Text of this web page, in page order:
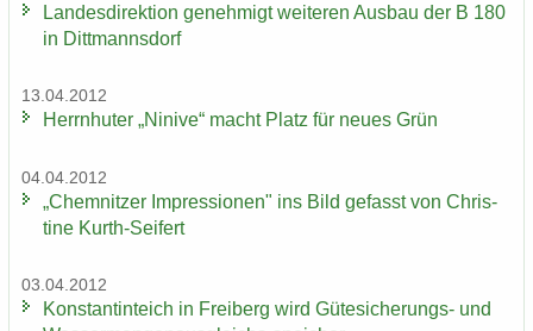
Lan­des­di­rek­ti­on ge­neh­migt wei­te­ren Aus­bau der B 180
in Ditt­manns­dorf
13.04.2012
Herrn­hu­ter „Ni­ni­ve“ macht Platz für neues Grün
04.04.2012
„Chem­nit­zer Im­pres­sio­nen" ins Bild ge­fasst von Chris­
ti­ne Kurth-​Seifert
03.04.2012
Kon­stan­tin­teich in Frei­berg wird Gütesicherungs-​ und